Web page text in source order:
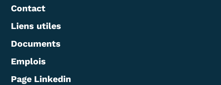
Contact
Liens utiles
Documents
Emplois
Page Linkedin